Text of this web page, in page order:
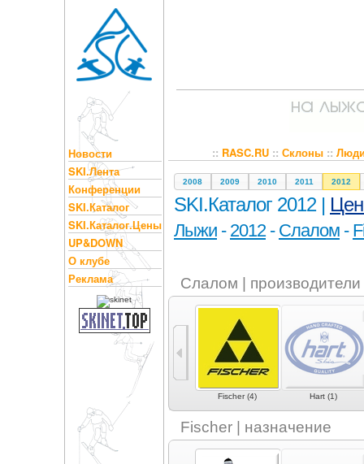
Новости
SKI.Лента
Конференции
SKI.Каталог
SKI.Каталог.Цены
UP&DOWN
О клубе
Реклама
:: RASC.RU:: Склоны::
2008 2009 2010 2011 2012
SKI.Каталог 2012 |
Лыжи - 2012- Слалом -
Слалом | производители
Fischer (4) Hart (1)
Fischer | назначение